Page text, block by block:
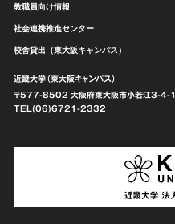
教職員向け情報
社会連携推進センター
校舎貸出（東大阪キャンパス）
近畿大学（東大阪キャンパス）
〒577-8502 大阪府東大阪市小若江3-4-1
TEL(06)6721-2332